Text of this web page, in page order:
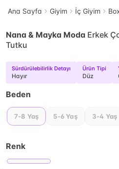
Ana Sayfa Giyim İç Giyim
Nana & Mayka Moda Erkek
Tutku
Sürdürülebilirlik Detayı
Hayır
Ürün Tipi
Düz
Beden
7-8 Yaş 5-6 Yaş 3-4 Yaş
Renk